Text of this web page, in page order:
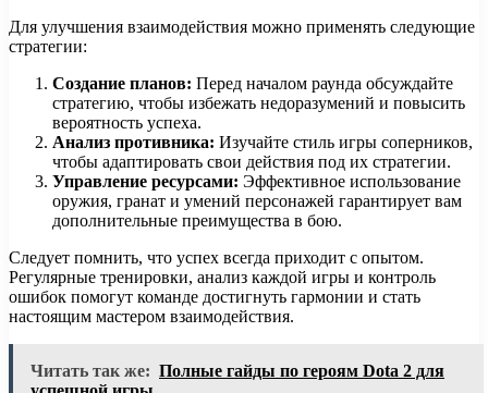
Для улучшения взаимодействия можно применять следующие
стратегии:
Создание планов: Перед началом раунда обсуждайте
стратегию, чтобы избежать недоразумений и повысить
вероятность успеха.
Анализ противника: Изучайте стиль игры соперников,
чтобы адаптировать свои действия под их стратегии.
Управление ресурсами: Эффективное использование
оружия, гранат и умений персонажей гарантирует вам
дополнительные преимущества в бою.
Следует помнить, что успех всегда приходит с опытом.
Регулярные тренировки, анализ каждой игры и контроль
ошибок помогут команде достигнуть гармонии и стать
настоящим мастером взаимодействия.
Читать так же: Полные гайды по героям Dota 2 для